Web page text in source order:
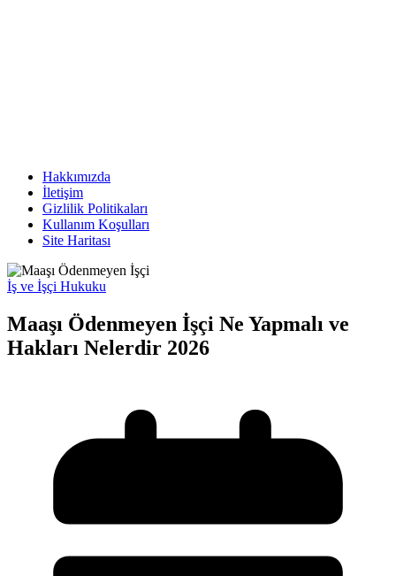
Hakkımızda
İletişim
Gizlilik Politikaları
Kullanım Koşulları
Site Haritası
İş ve İşçi Hukuku
Maaşı Ödenmeyen İşçi Ne Yapmalı ve
Hakları Nelerdir 2026